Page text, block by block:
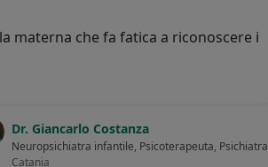
materna che fa fatica a riconoscere i
Dr. Giancarlo Costanza
Neuropsichiatra infantile, Psicoterapeuta, Psichiatra
Catania